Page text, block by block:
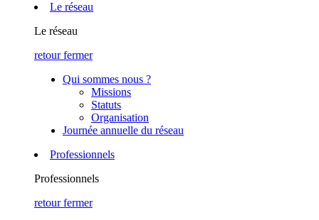
Le réseau
Le réseau
retour fermer
Qui sommes nous ?
Missions
Statuts
Organisation
Journée annuelle du réseau
Professionnels
Professionnels
retour fermer